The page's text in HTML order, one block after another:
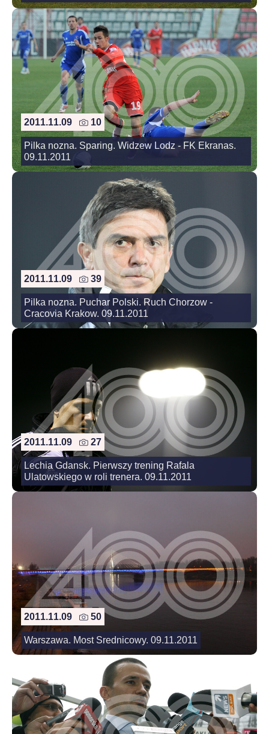
2011.11.09 10
Pilka nozna. Sparing. Widzew Lodz - FK Ekranas.
09.11.2011
2011.11.09 39
Pilka nozna. Puchar Polski. Ruch Chorzow -
Cracovia Krakow. 09.11.2011
2011.11.09 27
Lechia Gdansk. Pierwszy trening Rafala
Ulatowskiego w roli trenera. 09.11.2011
2011.11.09 50
Warszawa. Most Srednicowy. 09.11.2011